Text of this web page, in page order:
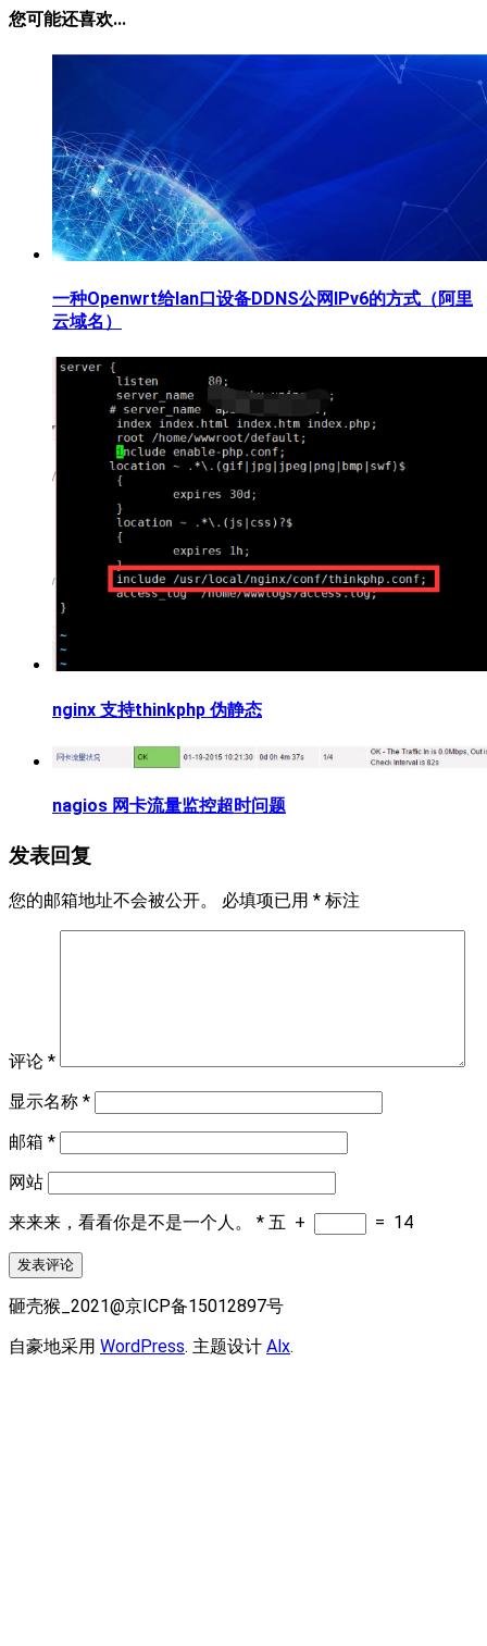
您可能还喜欢...
一种Openwrt给lan口设备DDNS公网IPv6的方式（阿里
云域名）
nginx 支持thinkphp 伪静态
nagios 网卡流量监控超时问题
发表回复
您的邮箱地址不会被公开。 必填项已用 * 标注
评论 *
显示名称 *
邮箱 *
网站
来来来，看看你是不是一个人。
* 五 + = 14
砸壳猴_2021@京ICP备15012897号
自豪地采用 WordPress. 主题设计 Alx.